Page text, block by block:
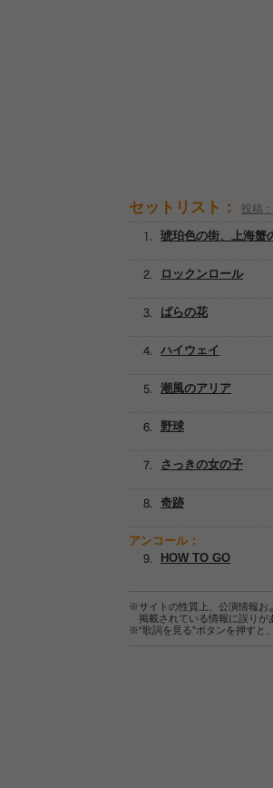
セットリスト： 投稿
ばらの花
野球
琥珀色の街、上海蟹
潮風のアリア
ハイウェイ
ロックンロール
さっきの女の子
奇跡
アンコール：
HOW TO GO
※サイトの性質上、公演情報お
掲載されている情報に誤りが
※“歌詞を見る”ボタンを押すと